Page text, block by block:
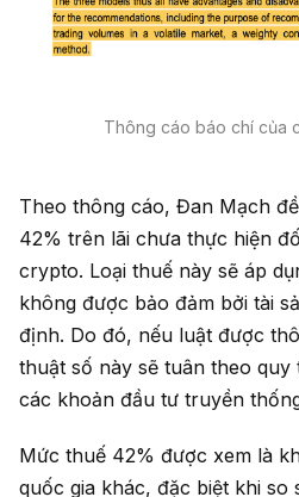
Thông cáo báo chí của
Theo thông cáo, Đan Mạch
42% trên lãi chưa thực hiện
crypto. Loại thuế này sẽ áp
không được bảo đảm bởi tài
định. Do đó, nếu luật được
thuật số này sẽ tuân theo
các khoản đầu tư truyền
Mức thuế 42% được xem là
quốc gia khác, đặc biệt khi